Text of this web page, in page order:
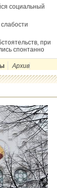
социальный
при
спонтанно
Архив